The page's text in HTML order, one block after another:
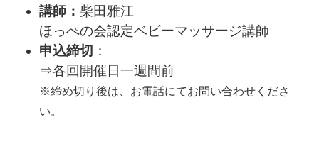
講師： 柴田雅江
ほっぺの会認定ベビーマッサージ講師
申込締切 ：
⇒各回開催日一週間前
※締め切り後は、お電話にてお問い合わせくださ
い。